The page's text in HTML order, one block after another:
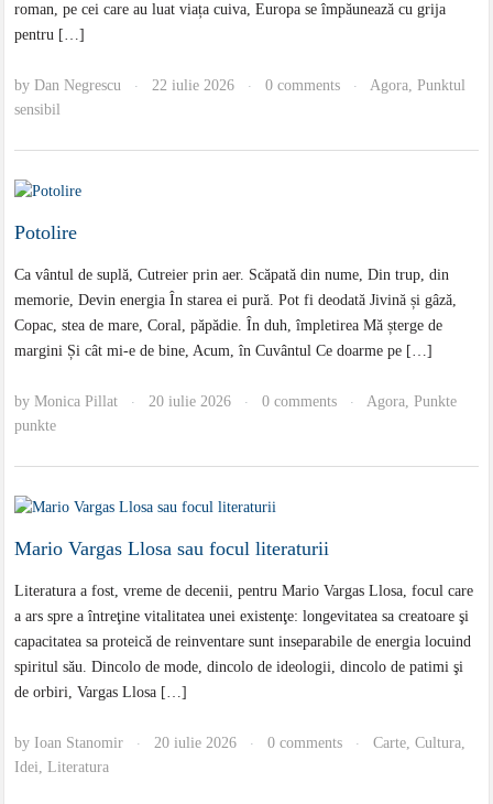
roman, pe cei care au luat viața cuiva, Europa se împăunează cu grija
pentru […]
byDan Negrescu · 22 iulie 2026 · 0 comments · Agora,Punktul
sensibil
Potolire
Ca vântul de suplă, Cutreier prin aer. Scăpată din nume, Din trup, din
memorie, Devin energia În starea ei pură. Pot fi deodată Jivină și gâză,
Copac, stea de mare, Coral, păpădie. În duh, împletirea Mă șterge de
margini Și cât mi-e de bine, Acum, în Cuvântul Ce doarme pe […]
byMonica Pillat · 20 iulie 2026 · 0 comments · Agora,Punkte
punkte
Mario Vargas Llosa sau focul literaturii
Literatura a fost, vreme de decenii, pentru Mario Vargas Llosa, focul care
a ars spre a întreţine vitalitatea unei existenţe: longevitatea sa creatoare şi
capacitatea sa proteică de reinventare sunt inseparabile de energia locuind
spiritul său. Dincolo de mode, dincolo de ideologii, dincolo de patimi şi
de orbiri, Vargas Llosa […]
by Ioan Stanomir · 20 iulie 2026 · 0 comments · Carte ,Cultura
Idei ,Literatura